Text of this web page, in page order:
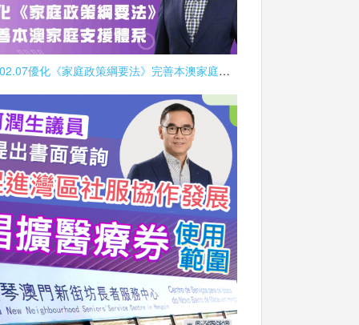
2026.02.07優化《家庭政策綱要法》完善本澳家庭支援體系